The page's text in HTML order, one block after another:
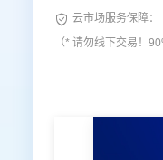
 云市场服务保障：
（* 请勿线下交易！